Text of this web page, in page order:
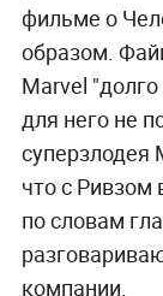
фильме о
образом.
Marvel
для него не
суперзлодея
что с Ривзом
по словам
компании.